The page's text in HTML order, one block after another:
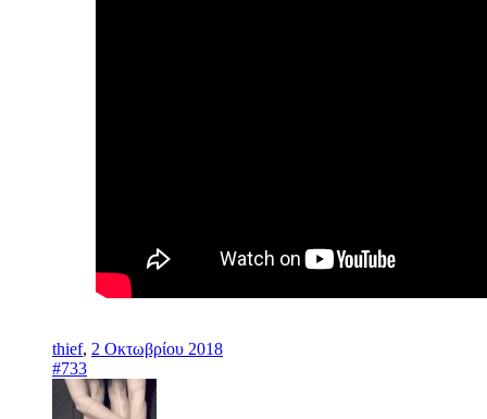
thief, 2 Οκτωβρίου 2018
#733